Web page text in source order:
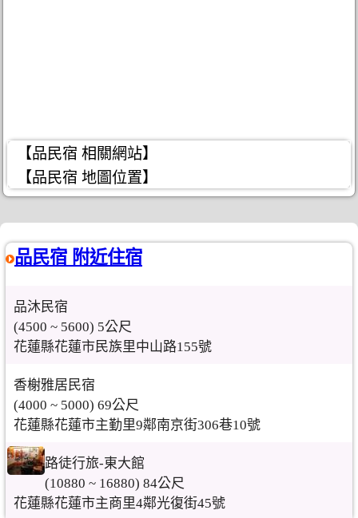
【品民宿 相關網站】
【品民宿 地圖位置】
品民宿 附近住宿
品沐民宿
(4500 ~ 5600) 5公尺
花蓮縣花蓮市民族里中山路155號
香榭雅居民宿
(4000 ~ 5000) 69公尺
花蓮縣花蓮市主勤里9鄰南京街306巷10號
路徒行旅-東大館
(10880 ~ 16880) 84公尺
花蓮縣花蓮市主商里4鄰光復街45號